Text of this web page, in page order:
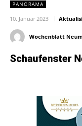
PANORAMA
10. Januar 2023
Wochenblatt
Schaufenster